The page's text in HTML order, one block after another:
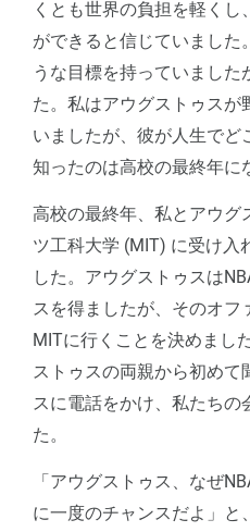
くとも世界の負担を軽く
ができると信じていました
うな目標を持っていました
た。私はアウグストゥスが
いましたが、彼が人生でど
知ったのは高校の最終年に
高校の最終年、私とアウグ
ツ工科大学 (MIT) に受け入
した。アウグストゥスは
スを得ましたが、そのオフ
MITに行くことを決めまし
ストゥスの両親から初めて
スに電話をかけ、私たちの
た。
「アウグストゥス、なぜ
に一度のチャンスだよ」と